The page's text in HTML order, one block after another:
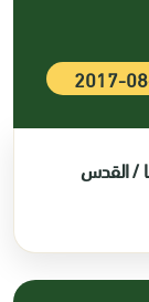
2017-
/ القدس